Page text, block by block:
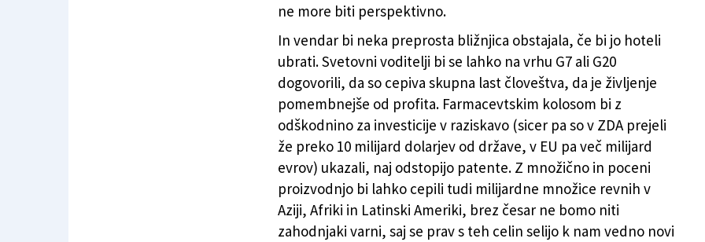
ne more biti perspektivno.
In vendar bi neka preprosta bližnjica obstajala, če bi jo hoteli
ubrati. Svetovni voditelji bi se lahko na vrhu G7 ali G20
dogovorili, da so cepiva skupna last človeštva, da je življenje
pomembnejše od profita. Farmacevtskim kolosom bi z
odškodnino za investicije v raziskavo (sicer pa so v ZDA prejeli
že preko 10 milijard dolarjev od države, v EU pa več milijard
evrov) ukazali, naj odstopijo patente. Z množično in poceni
proizvodnjo bi lahko cepili tudi milijardne množice revnih v
Aziji, Afriki in Latinski Ameriki, brez česar ne bomo niti
zahodnjaki varni, saj se prav s teh celin selijo k nam vedno novi